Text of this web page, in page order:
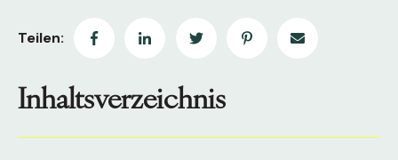
Teilen:
Inhaltsverzeichnis